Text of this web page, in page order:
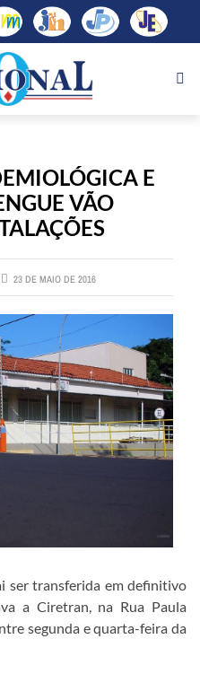
E
VÃO
23 DE MAIO DE 2016
ser transferida em definitivo
a Ciretran, na Rua Paula
segunda e quarta-feira da